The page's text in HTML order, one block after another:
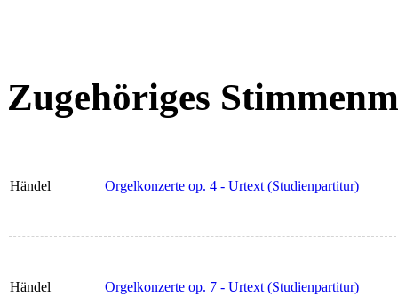
Zugehöriges
Händel Orgelkonzerte op. 4 - Urtext (Studienpartitur)
Händel Orgelkonzerte op. 7 - Urtext (Studienpartitur)